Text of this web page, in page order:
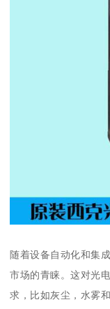
随着设备自动化和集
市场的青睐。这对光
求，比如灰尘，水雾